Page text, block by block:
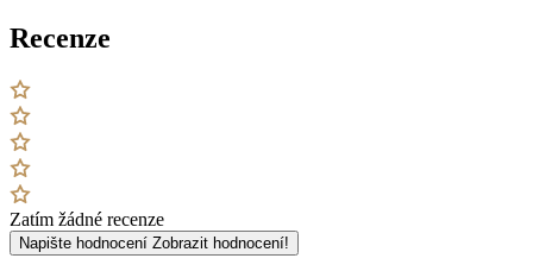
Recenze
Zatím žádné recenze
Napište hodnocení Zobrazit hodnocení!